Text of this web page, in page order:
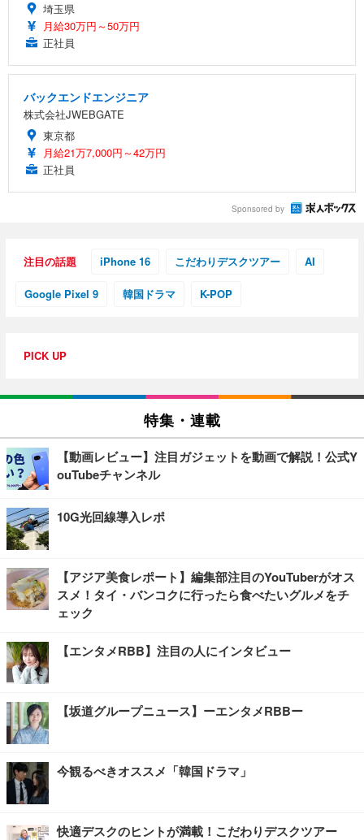
埼玉県
月給30万円～50万円
正社員
バックエンドエンジニア
株式会社JWEBGATE
東京都
月給21万7,000円～42万円
正社員
Sponsored by
注目の話題 iPhone 16 こだわりデスクツアー AI
Google Pixel 9 韓国ドラマ K-POP
PICK UP
特集・連載
【動画レビュー】注目ガジェットを動画で解説！公式Y
ouTubeチャンネル
10G光回線導入レポ
【アジア美食レポート】編集部注目のYouTuberがオス
スメ！タイ・バンコクに行ったら食べたいグルメをチ
ェック
【エンタメRBB】注目の人にインタビュー
【坂道グループニュース】ーエンタメRBBー
今観るべきオススメ「韓国ドラマ」
快適デスクのヒントが満載！こだわりデスクツアー